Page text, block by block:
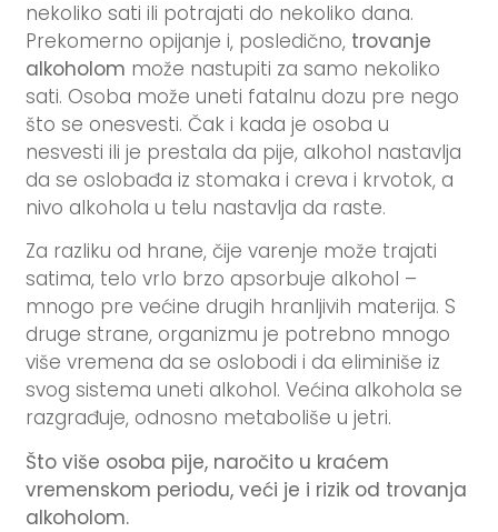
nekoliko sati ili potrajati do nekoliko dana.
Prekomerno opijanje i, posledično, trovanje
alkoholom može nastupiti za samo nekoliko
sati. Osoba može uneti fatalnu dozu pre nego
što se onesvesti. Čak i kada je osoba u
nesvesti ili je prestala da pije, alkohol nastavlja
da se oslobađa iz stomaka i creva i krvotok, a
nivo alkohola u telu nastavlja da raste.
Za razliku od hrane, čije varenje može trajati
satima, telo vrlo brzo apsorbuje alkohol –
mnogo pre većine drugih hranljivih materija. S
druge strane, organizmu je potrebno mnogo
više vremena da se oslobodi i da eliminiše iz
svog sistema uneti alkohol. Većina alkohola se
razgrađuje, odnosno metaboliše u jetri.
Što više osoba pije, naročito u kraćem
vremenskom periodu, veći je i rizik od trovanja
alkoholom.